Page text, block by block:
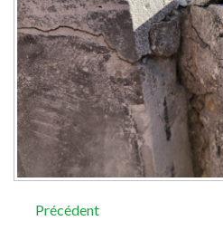
Précédent